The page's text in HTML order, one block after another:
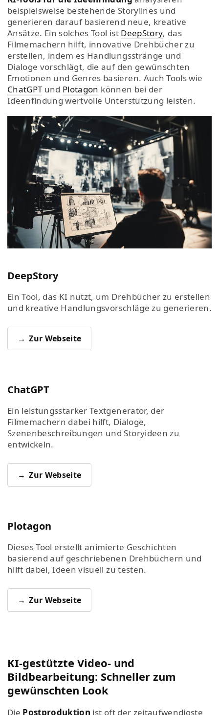
beispielsweise bestehende Storylines und
generieren darauf basierend neue, kreative
Ansätze. Ein solches Tool ist DeepStory, das
Filmemachern hilft, innovative Drehbücher zu
erstellen, indem es Handlungsstränge und
Dialoge vorschlägt, die auf den gewünschten
Emotionen und Genres basieren. Auch Tools wie
ChatGPTund Plotagon können bei der
Ideenfindung wertvolle Unterstützung leisten.
DeepStory
Ein Tool, das KI nutzt, um Drehbücher zu erstellen
und kreative Handlungsvorschläge zu generieren.
Zur Webseite
ChatGPT
Ein leistungsstarker Textgenerator, der
Filmemachern dabei hilft, Dialoge,
Szenenbeschreibungen und Storyideen zu
entwickeln.
Zur Webseite
Plotagon
Dieses Tool erstellt animierte Geschichten
basierend auf geschriebenen Drehbüchern und
hilft dabei, Ideen visuell zu testen.
Zur Webseite
KI-gestützte Video- und
Bildbearbeitung: Schneller zum
gewünschten Look
Die Postproduktion ist oft der zeitaufwendigste